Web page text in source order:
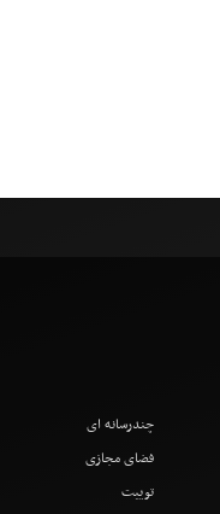
چندرسانه ای
فضای مجازی
توییت